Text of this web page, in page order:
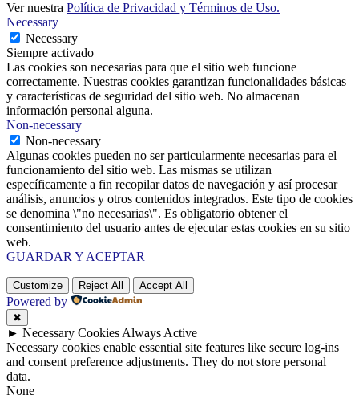
Ver nuestra Política de Privacidad y Términos de Uso.
Necessary
Necessary
Siempre activado
Las cookies son necesarias para que el sitio web funcione
correctamente. Nuestras cookies garantizan funcionalidades básicas
y características de seguridad del sitio web. No almacenan
información personal alguna.
Non-necessary
Non-necessary
Algunas cookies pueden no ser particularmente necesarias para el
funcionamiento del sitio web. Las mismas se utilizan
específicamente a fin recopilar datos de navegación y así procesar
análisis, anuncios y otros contenidos integrados. Este tipo de cookies
se denomina \"no necesarias\". Es obligatorio obtener el
consentimiento del usuario antes de ejecutar estas cookies en su sitio
web.
GUARDAR Y ACEPTAR
Customize Reject All Accept All
Powered by
✖
► Necessary Cookies Always Active
Necessary cookies enable essential site features like secure log-ins
and consent preference adjustments. They do not store personal
data.
None